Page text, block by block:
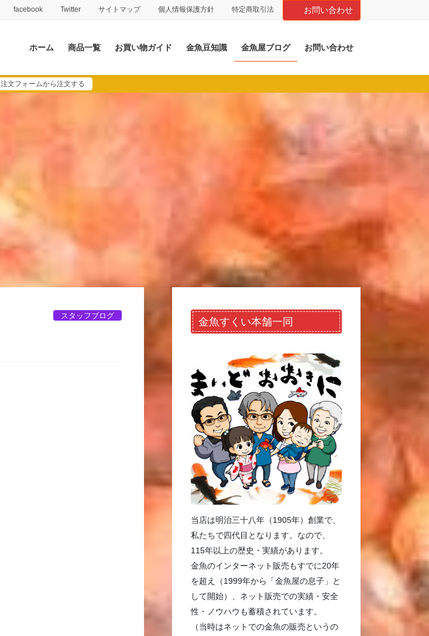
facebook Twitter サイトマップ 個人情報保護方針 特定商取引法 お問い合わせ
ホーム 商品一覧 お買い物ガイド 金魚豆知識 金魚屋ブログ お問い合わせ
注文フォームから注文する
スタッフブログ
金魚すくい本舗一同
当店は明治三十八年（1905年）創業で、
私たちで四代目となります。なので、
115年以上の歴史・実績があります。
金魚のインターネット販売もすでに20年
を超え（1999年から「金魚屋の息子」と
して開始）、ネット販売での実績・安全
性・ノウハウも蓄積されています。
（当時はネットでの金魚の販売というの